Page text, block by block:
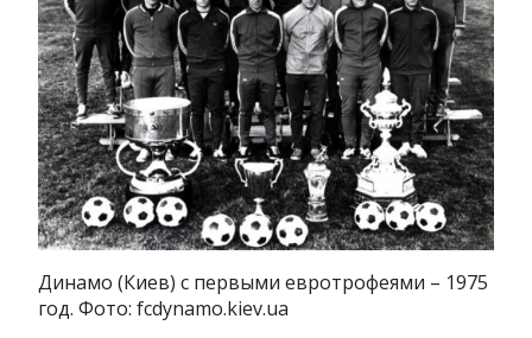
Динамо (Киев) с первыми евротрофеями – 1975
год. Фото: fcdynamo.kiev.ua